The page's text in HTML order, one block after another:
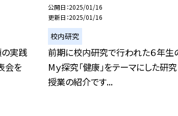
実践
会を
公開日 2025/01/16
更新日 2025/01/16
校内研究
前期に校内研究で行われた６年生
Mｙ探究「健康」をテーマにした研究
授業の紹介です...